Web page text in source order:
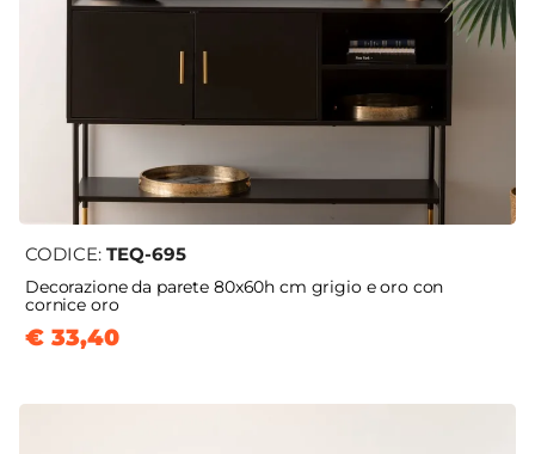
CODICE: TEQ-695
Decorazione da parete 80x60h cm grigio e oro con
cornice oro
€ 33,40